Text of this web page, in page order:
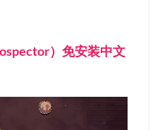
）免安装中文